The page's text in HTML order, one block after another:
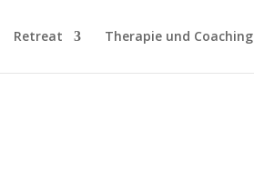
Retreat Therapie und Coaching